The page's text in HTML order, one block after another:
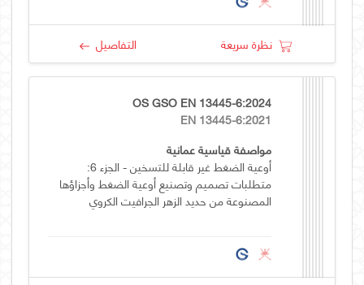
نظرة سريعة التفاصيل
OS GSO EN 13445-6:2024
EN 13445-6:2021
مواصفة قياسية عمانية
أوعية الضغط غير قابلة للتسخين - الجزء 6:
متطلبات تصميم وتصنيع أوعية الضغط وأجزاؤها
المصنوعة من حديد الزهر الجرافيت الكروي